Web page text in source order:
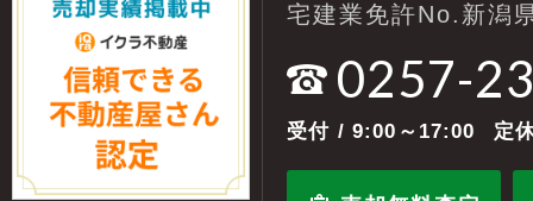
宅建業免許No.新潟
0257-
受付 / 9:00～17:00 定